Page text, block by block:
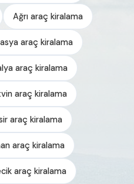
Ağrı araç kiralama
araç kiralama
araç kiralama
araç kiralama
araç kiralama
araç kiralama
araç kiralama